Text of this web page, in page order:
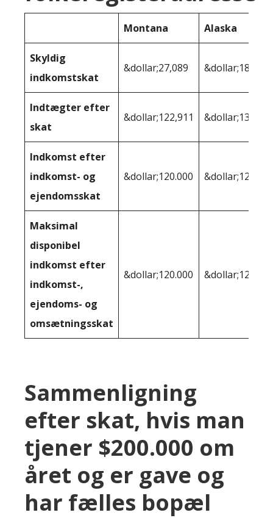
Montana Alaska
Skyldig
indkomstskat
&dollar;27,089 &dollar;18,536
Indtægter efter
skat
&dollar;122,911
Indkomst efter
indkomst- og
ejendomsskat
&dollar;120.000
Maksimal
disponibel
indkomst efter
indkomst-,
ejendoms- og
omsætningsskat
&dollar;120.000
Sammenligning
efter skat, hvis man
tjener $200.000 om
året og er gave og
har fælles bopæl